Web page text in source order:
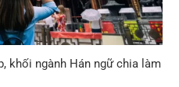
khối ngành Hán ngữ chia làm